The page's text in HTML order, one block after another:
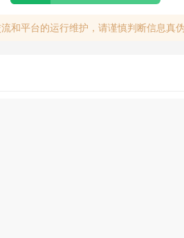
和平台的运行维护，请谨慎判断信息真